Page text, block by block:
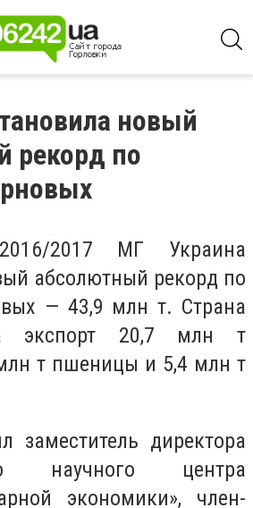
новый
рекорд по
2017 МГ Украина
абсолютный рекорд по
— 43,9 млн т. Страна
экспорт 20,7 млн т
т пшеницы и 5,4 млн т
заместитель директора
научного центра
экономики», член-